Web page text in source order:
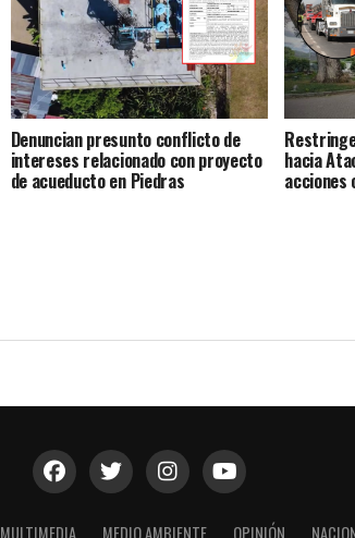
Denuncian presunto conflicto de
intereses relacionado con proyecto
de acueducto en Piedras
hacia
MULTIMEDIA MEDIO AMBIENTE OPINIÓN